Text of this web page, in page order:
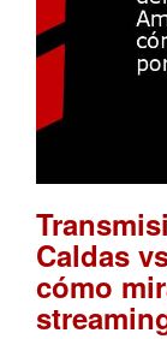
Caldas
cómo